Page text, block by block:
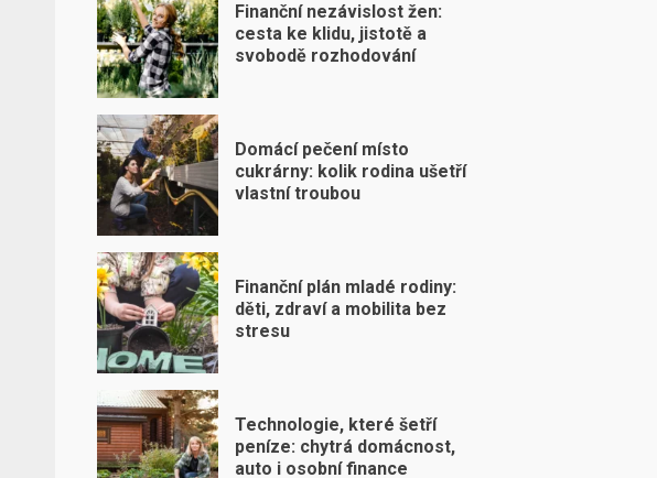
Finanční nezávislost žen:
cesta ke klidu, jistotě a
svobodě rozhodování
Domácí pečení místo
cukrárny: kolik rodina ušetří
vlastní troubou
Finanční plán mladé rodiny:
děti, zdraví a mobilita bez
stresu
Technologie, které šetří
peníze: chytrá domácnost,
auto i osobní finance